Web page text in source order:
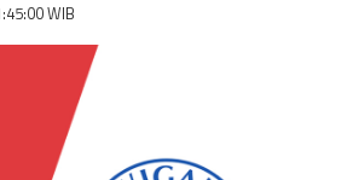
WIB